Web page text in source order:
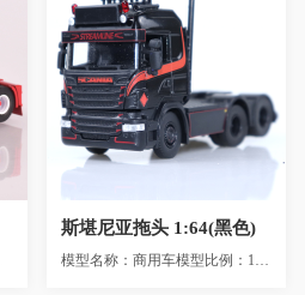
斯堪尼亚拖头 1:64(黑色)
模型名称：商用车模型比例：1:64模型材质：锌合金+ABS+PVC+GP模型颜色：黑色模型尺寸：11...
斯堪尼亚拖头 1:64(黑
色)